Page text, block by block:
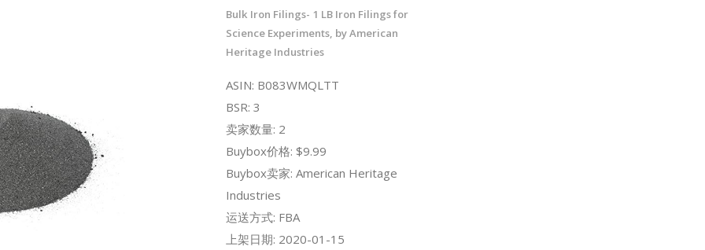
Bulk Iron Filings- 1 LB Iron Filings for
Science Experiments, by American
Heritage Industries
ASIN: B083WMQLTT
BSR: 3
卖家数量: 2
Buybox价格: $9.99
Buybox卖家: American Heritage
Industries
运送方式: FBA
上架日期: 2020-01-15